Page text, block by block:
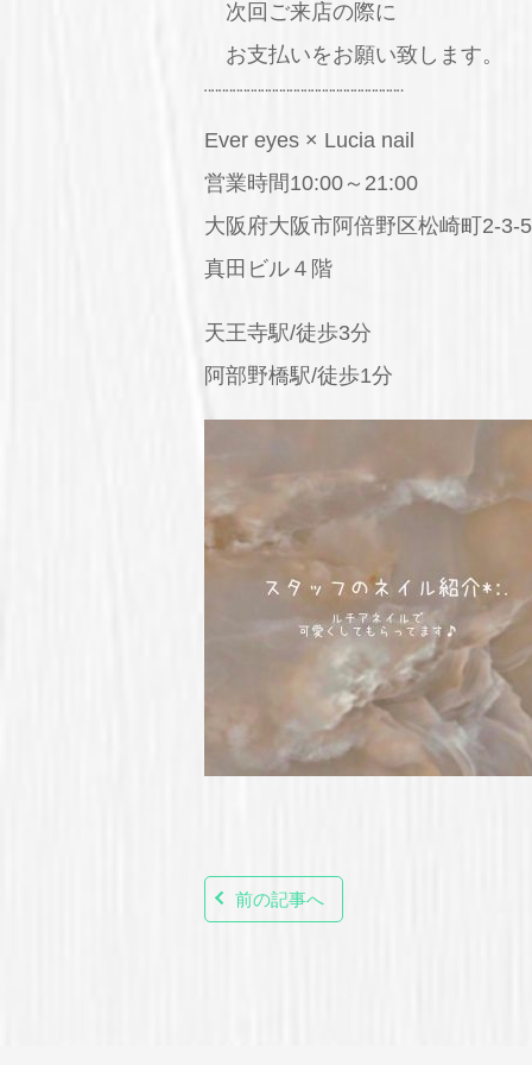
次回ご来店の際に
お支払いをお願い致します。
¨¨¨¨¨¨¨¨¨¨¨¨¨¨¨¨¨¨¨¨¨¨¨¨¨¨¨¨
Ever eyes × Lucia nail
営業時間10:00～21:00
大阪府大阪市阿倍野区松崎町2-3-
真田ビル４階
天王寺駅/徒歩3分
阿部野橋駅/徒歩1分
前の記事へ